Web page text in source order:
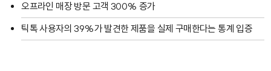
오프라인 매장 방문 고객 300% 증가
틱톡 사용자의 39%가 발견한 제품을 실제 구매한다는 통계 입증